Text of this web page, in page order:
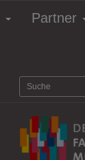
Partner